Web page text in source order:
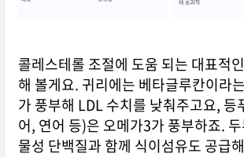
콜레스테롤 조절에 도움 되는 대표적
해 볼게요. 귀리에는 베타글루칸이라
가 풍부해 LDL 수치를 낮춰주고요, 등
어, 연어 등)은 오메가3가 풍부하죠.
물성 단백질과 함께 식이섬유도 공급